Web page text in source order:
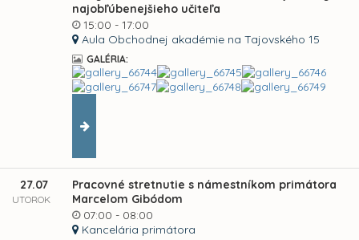
najobľúbenejšieho učiteľa
15:00 - 17:00
Aula Obchodnej akadémie na Tajovského 15
GALÉRIA:
27.07
UTOROK
Pracovné stretnutie s námestníkom primátora
Marcelom Gibódom
07:00 - 08:00
Kancelária primátora